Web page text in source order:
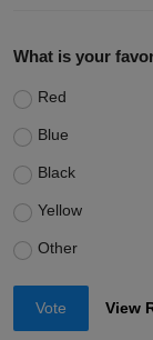
What is your
Red
Blue
Black
Yellow
Other
Vote View